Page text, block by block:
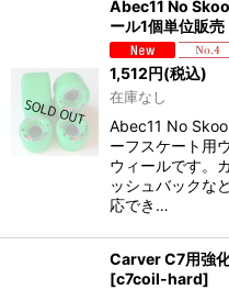
Abec11 No
ール1個単位販売
1,512円(税込)
在庫なし
Abec11 No
ーフスケート用
ウィールです。
ッシュバックな
応でき…
Carver C7用強
[c7coil-hard]